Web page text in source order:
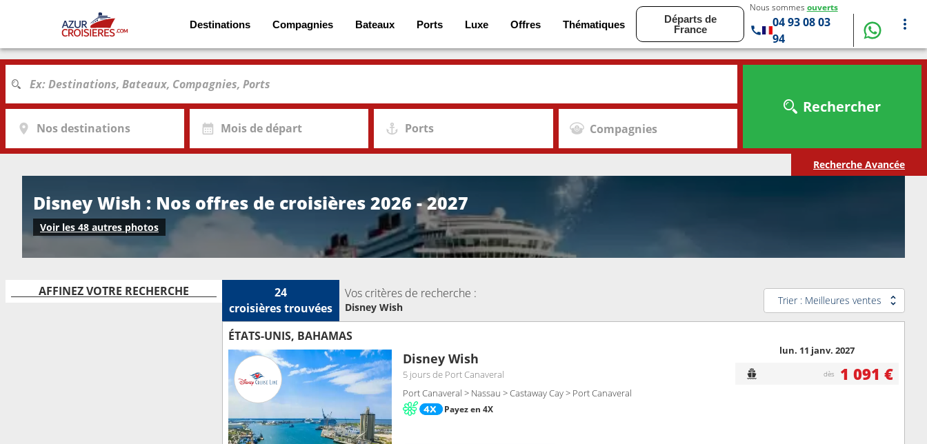
Destinations Compagnies Bateaux Ports Luxe Offres Thématiques
Départs de
France
Nous sommes ouverts
04 93 08 03
94
Nos destinations Mois de départ Ports Compagnies
Rechercher
Recherche Avancée
Disney Wish : Nos offres de croisières 2026 - 2027
Voir les 48 autres photos
AFFINEZ VOTRE RECHERCHE
24
croisièrestrouvées
Vos critères de recherche :
Disney Wish
Trier : Meilleures ventes
ÉTATS-UNIS, BAHAMAS
Disney Wish
5 joursde Port Canaveral
Port Canaveral > Nassau > Castaway Cay > Port Canaveral
Payez en 4X
lun. 11 janv. 2027
dès 1 091 €